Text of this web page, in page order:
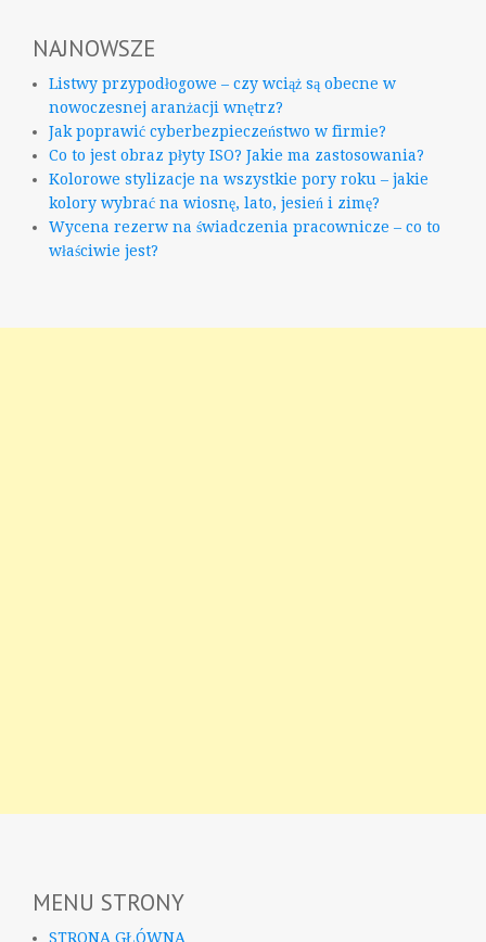
NAJNOWSZE
Listwy przypodłogowe – czy wciąż są obecne w
nowoczesnej aranżacji wnętrz?
Jak poprawić cyberbezpieczeństwo w firmie?
Co to jest obraz płyty ISO? Jakie ma zastosowania?
Kolorowe stylizacje na wszystkie pory roku – jakie
kolory wybrać na wiosnę, lato, jesień i zimę?
Wycena rezerw na świadczenia pracownicze – co to
właściwie jest?
MENU STRONY
STRONA GŁÓWNA